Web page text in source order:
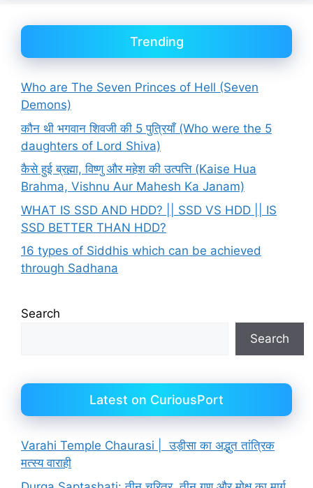
Trending
Who are The Seven Princes of Hell (Seven
Demons)
कौन थी भगवान शिवजी की 5 पुत्रियाँ (Who were the 5
daughters of Lord Shiva)
कैसे हुई ब्रह्मा, विष्णु और महेश की उत्पत्ति (Kaise Hua
Brahma, Vishnu Aur Mahesh Ka Janam)
WHAT IS SSD AND HDD? || SSD VS HDD || IS
SSD BETTER THAN HDD?
16 types of Siddhis which can be achieved
through Sadhana
Search
Search
Latest on CuriousPort
Varahi Temple Chaurasi | उड़ीसा का अद्भुत तांत्रिक
मत्स्य वाराही